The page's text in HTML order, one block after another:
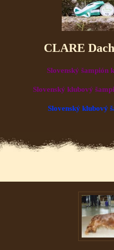
CLARE
Slovenský šampión
Slovenský klubový
Slovenský klubový